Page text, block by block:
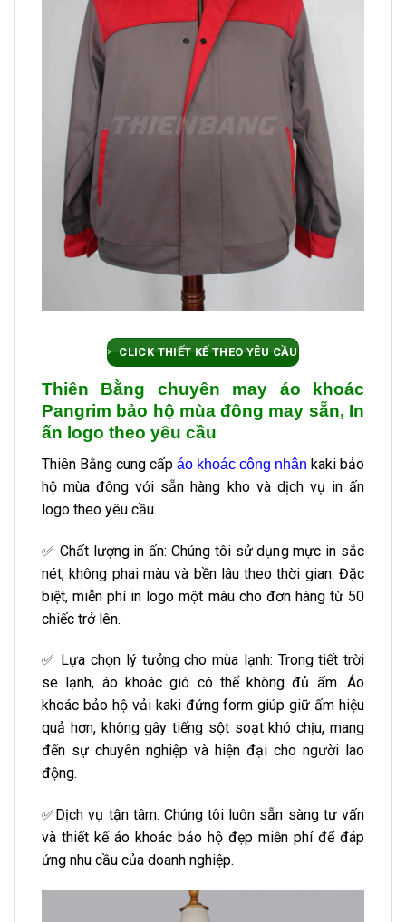
CLICK THIẾT KẾ THEO YÊU CẦU
Thiên Bằng chuyên may áo khoác
Pangrim bảo hộ mùa đông may sẵn, In
ấn logo theo yêu cầu
Thiên Bằng cung cấp áo khoác công nhân kaki bảo
hộ mùa đông với sẵn hàng kho và dịch vụ in ấn
logo theo yêu cầu.
✅ Chất lượng in ấn: Chúng tôi sử dụng mực in sắc
nét, không phai màu và bền lâu theo thời gian. Đặc
biệt, miễn phí in logo một màu cho đơn hàng từ 50
chiếc trở lên.
✅ Lựa chọn lý tưởng cho mùa lạnh: Trong tiết trời
se lạnh, áo khoác gió có thể không đủ ấm. Áo
khoác bảo hộ vải kaki đứng form giúp giữ ấm hiệu
quả hơn, không gây tiếng sột soạt khó chịu, mang
đến sự chuyên nghiệp và hiện đại cho người lao
động.
✅Dịch vụ tận tâm: Chúng tôi luôn sẵn sàng tư vấn
và thiết kế áo khoác bảo hộ đẹp miễn phí để đáp
ứng nhu cầu của doanh nghiệp.